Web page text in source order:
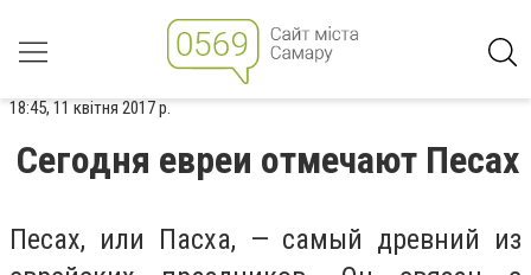
18:45, 11 квітня 2017 р.
Сегодня евреи отмечают Песах
Песах, или Пасха, — самый древний из